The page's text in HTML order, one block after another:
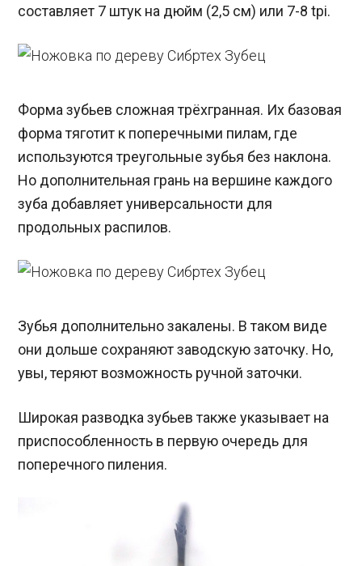
составляет 7 штук на дюйм (2,5 см) или 7-8 tpi.
Форма зубьев сложная трёхгранная. Их базовая
форма тяготит к поперечными пилам, где
используются треугольные зубья без наклона.
Но дополнительная грань на вершине каждого
зуба добавляет универсальности для
продольных распилов.
Зубья дополнительно закалены. В таком виде
они дольше сохраняют заводскую заточку. Но,
увы, теряют возможность ручной заточки.
Широкая разводка зубьев также указывает на
приспособленность в первую очередь для
поперечного пиления.